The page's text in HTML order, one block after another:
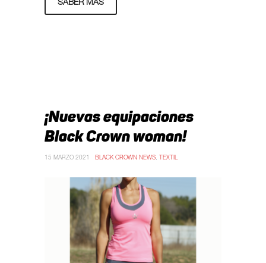
SABER MÁS
¡Nuevas equipaciones
Black Crown woman!
15 MARZO 2021 BLACK CROWN NEWS, TEXTIL